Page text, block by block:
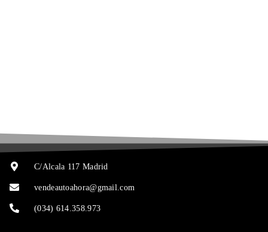
C/Alcala 117 Madrid
vendeautoahora@gmail.com
(034) 614.358.973